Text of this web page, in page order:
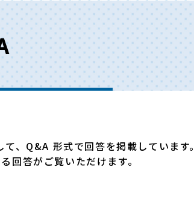
、Q&A 形式で回答を掲載しています。
回答がご覧いただけます。